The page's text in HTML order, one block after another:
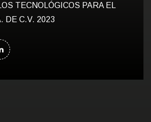
TECNOLÓGICOS PARA EL
DE C.V. 2023